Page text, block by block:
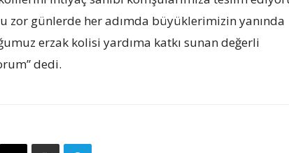
zor günlerde her adımda büyüklerimizin yanında
erzak kolisi yardıma katkı sunan değerli
dedi.